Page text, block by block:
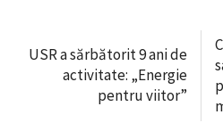
USR a sărbătorit 9 ani de
activitate: „Energie
pentru viitor”